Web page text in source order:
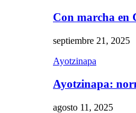
Con marcha en
septiembre 21, 2025
Ayotzinapa
Ayotzinapa:
agosto 11, 2025